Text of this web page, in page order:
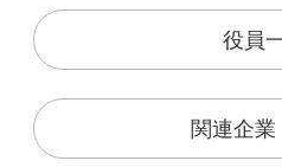
役員
関連企業